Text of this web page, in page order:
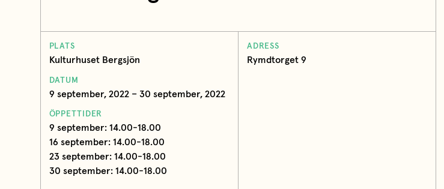
PLATS
Kulturhuset Bergsjön
DATUM
9 september, 2022 – 30 september, 2022
ÖPPETTIDER
9 september: 14.00-18.00
16 september: 14.00-18.00
23 september: 14.00-18.00
30 september: 14.00-18.00
ADRESS
Rymdtorget 9